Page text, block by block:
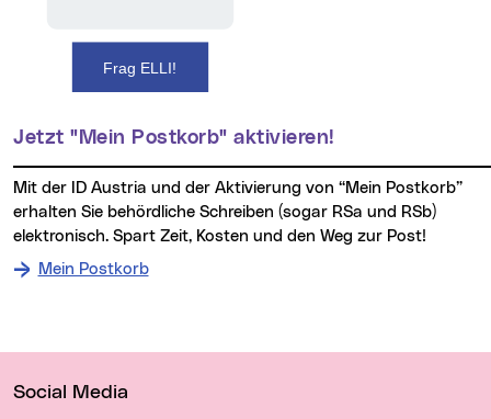
Frag ELLI!
Jetzt "Mein Postkorb" aktivieren!
Mit der ID Austria und der Aktivierung von “Mein Postkorb”
erhalten Sie behördliche Schreiben (sogar RSa und RSb)
elektronisch. Spart Zeit, Kosten und den Weg zur Post!
Mein Postkorb
Social Media